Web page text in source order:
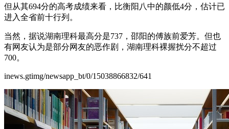
但从其694分的高考成绩来看，比衡阳八中的颜低4分，估计已
进入全省前十行列。
当然，据说湖南理科最高分是737，邵阳的傅族前爱芳。但也
有网友认为是部分网友的恶作剧，湖南理科裸握扰分不超过
700。
inews.gtimg/newsapp_bt/0/15038866832/641